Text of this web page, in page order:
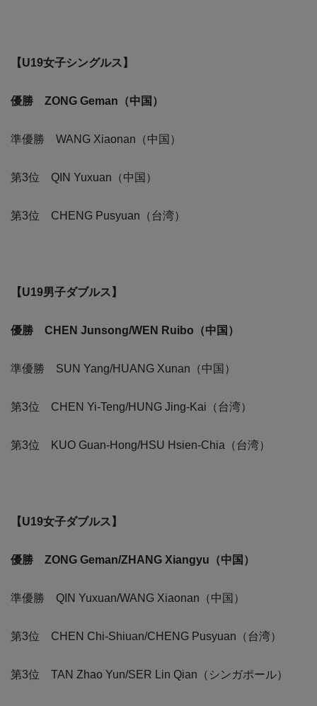
【U19女子シングルス】
優勝 ZONG Geman（中国）
準優勝 WANG Xiaonan（中国）
第3位 QIN Yuxuan（中国）
第3位 CHENG Pusyuan（台湾）
【U19男子ダブルス】
優勝 CHEN Junsong/WEN Ruibo（中国）
準優勝 SUN Yang/HUANG Xunan（中国）
第3位 CHEN Yi-Teng/HUNG Jing-Kai（台湾）
第3位 KUO Guan-Hong/HSU Hsien-Chia（台湾）
【U19女子ダブルス】
優勝 ZONG Geman/ZHANG Xiangyu（中国）
準優勝 QIN Yuxuan/WANG Xiaonan（中国）
第3位 CHEN Chi-Shiuan/CHENG Pusyuan（台湾）
第3位 TAN Zhao Yun/SER Lin Qian（シンガポール）